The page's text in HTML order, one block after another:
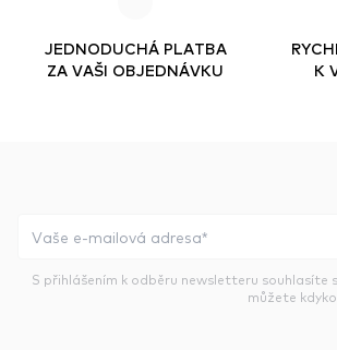
JEDNODUCHÁ PLATBA
ZA VAŠI OBJEDNÁVKU
K
S přihlášením k odběru newsletteru souhlasíte s
můžete